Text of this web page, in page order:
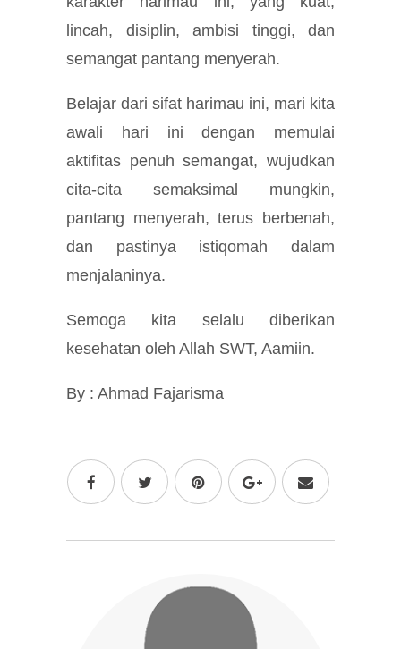
lincah, disiplin, ambisi tinggi, dan
semangat pantang menyerah.
Belajar dari sifat harimau ini, mari kita
awali hari ini dengan memulai
aktifitas penuh semangat, wujudkan
cita-cita semaksimal mungkin,
pantang menyerah, terus berbenah,
dan pastinya istiqomah dalam
menjalaninya.
Semoga kita selalu diberikan
kesehatan oleh Allah SWT, Aamiin.
By : Ahmad Fajarisma